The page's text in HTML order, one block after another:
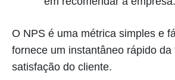
O NPS é uma métrica simples e
fornece um instantâneo rápido da
satisfação do cliente.